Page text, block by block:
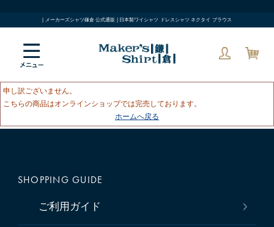
| メーカーズシャツ鎌倉 公式通販 | 日本製ワイシャツ ドレスシャツ ネクタイ ブラウス
申し訳ございません。
こちらの商品はオンラインショップでは完売しております。
ホームへ戻る
SHOPPING GUIDE
ご利用ガイド